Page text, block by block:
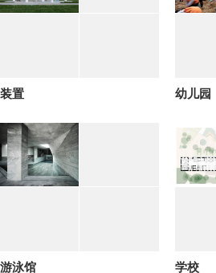
装置 幼儿园
游泳馆 学校